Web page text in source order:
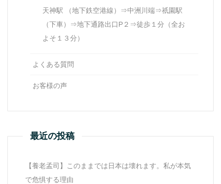
天神駅 （地下鉄空港線）⇒中洲川端⇒祇園駅
（下車）⇒地下通路出口P２⇒徒歩１分（全お
よそ１３分）
よくある質問
お客様の声
最近の投稿
【養老孟司】このままでは日本は壊れます。私が本気
で危惧する理由